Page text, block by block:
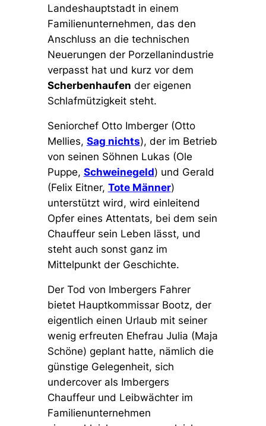
Landeshauptstadt in einem
Familienunternehmen, das den
Anschluss an die technischen
Neuerungen der Porzellanindustrie
verpasst hat und kurz vor dem
Scherbenhaufen der eigenen
Schlafmützigkeit steht.
Seniorchef Otto Imberger (Otto
Mellies, Sag nichts), der im Betrieb
von seinen Söhnen Lukas (Ole
Puppe, Schweinegeld) und Gerald
(Felix Eitner, Tote Männer)
unterstützt wird, wird einleitend
Opfer eines Attentats, bei dem sein
Chauffeur sein Leben lässt, und
steht auch sonst ganz im
Mittelpunkt der Geschichte.
Der Tod von Imbergers Fahrer
bietet Hauptkommissar Bootz, der
eigentlich einen Urlaub mit seiner
wenig erfreuten Ehefrau Julia (Maja
Schöne) geplant hatte, nämlich die
günstige Gelegenheit, sich
undercover als Imbergers
Chauffeur und Leibwächter im
Familienunternehmen